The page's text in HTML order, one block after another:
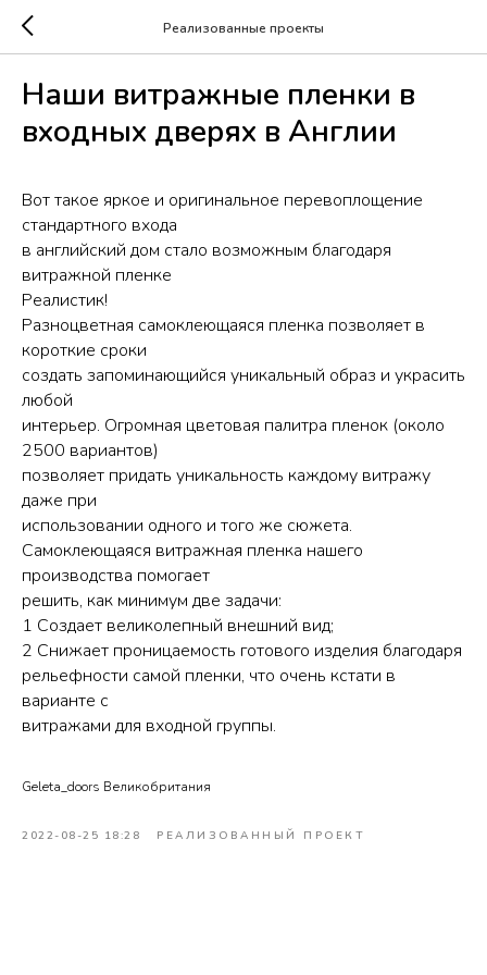
Реализованные проекты
Наши витражные пленки в
входных дверях в Англии
Вот такое яркое и оригинальное перевоплощение
стандартного входа
в английский дом стало возможным благодаря
витражной пленке
Реалистик!
Разноцветная самоклеющаяся пленка позволяет в
короткие сроки
создать запоминающийся уникальный образ и украсить
любой
интерьер. Огромная цветовая палитра пленок (около
2500 вариантов)
позволяет придать уникальность каждому витражу
даже при
использовании одного и того же сюжета.
Самоклеющаяся витражная пленка нашего
производства помогает
решить, как минимум две задачи:
1 Создает великолепный внешний вид;
2 Снижает проницаемость готового изделия благодаря
рельефности самой пленки, что очень кстати в
варианте с
витражами для входной группы.
Geleta_doors Великобритания
2022-08-25 18:28 РЕАЛИЗОВАННЫЙ ПРОЕКТ